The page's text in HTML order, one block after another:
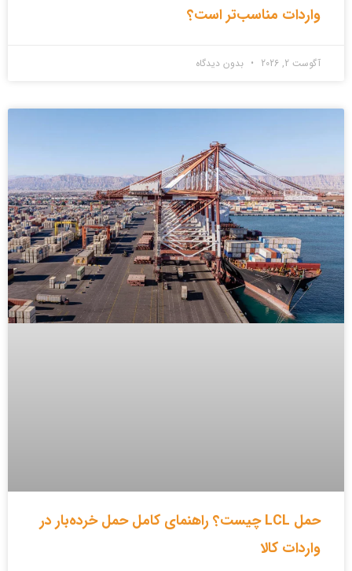
واردات مناسب‌تر است؟
آگوست 2, 2026 بدون دیدگاه
حمل LCL چیست؟ راهنمای کامل حمل خرده‌بار در
واردات کالا